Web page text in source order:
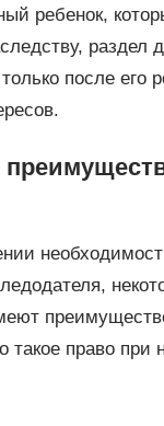
ребенок,
раздел
после его
такое право при